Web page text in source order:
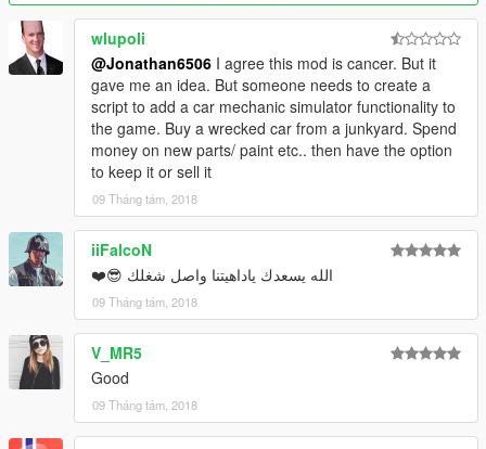
wlupoli
@Jonathan6506 I agree this mod is cancer. But it
gave me an idea. But someone needs to create a
script to add a car mechanic simulator functionality to
the game. Buy a wrecked car from a junkyard. Spend
money on new parts/ paint etc.. then have the option
to keep it or sell it
09 Tháng tám, 2018
iiFalcoN
الله يسعدك ياداهيتنا واصل شغلك 😎❤️
09 Tháng tám, 2018
V_MR5
Good
09 Tháng tám, 2018